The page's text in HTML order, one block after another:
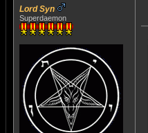
Lord Syn
Superdaemon